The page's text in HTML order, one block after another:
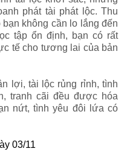
phát tài phát lộc. Thu
không cần lo lắng đến
tập ổn định, bạn có rất
tế cho tương lai của bản
lợi, tài lộc rủng rỉnh, tình
tranh cãi đều được hóa
nứt, tình yêu đôi lứa có
03/11